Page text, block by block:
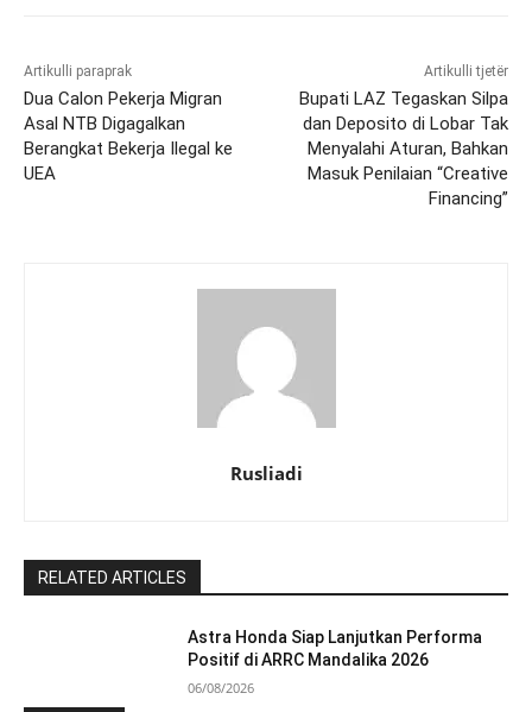
Artikulli paraprak
Dua Calon Pekerja Migran
Asal NTB Digagalkan
Berangkat Bekerja Ilegal ke
UEA
Artikulli tjetër
Bupati LAZ Tegaskan Silpa
dan Deposito di Lobar Tak
Menyalahi Aturan, Bahkan
Masuk Penilaian “Creative
Financing”
Rusliadi
RELATED ARTICLES
Astra Honda Siap Lanjutkan Performa
Positif di ARRC Mandalika 2026
06/08/2026